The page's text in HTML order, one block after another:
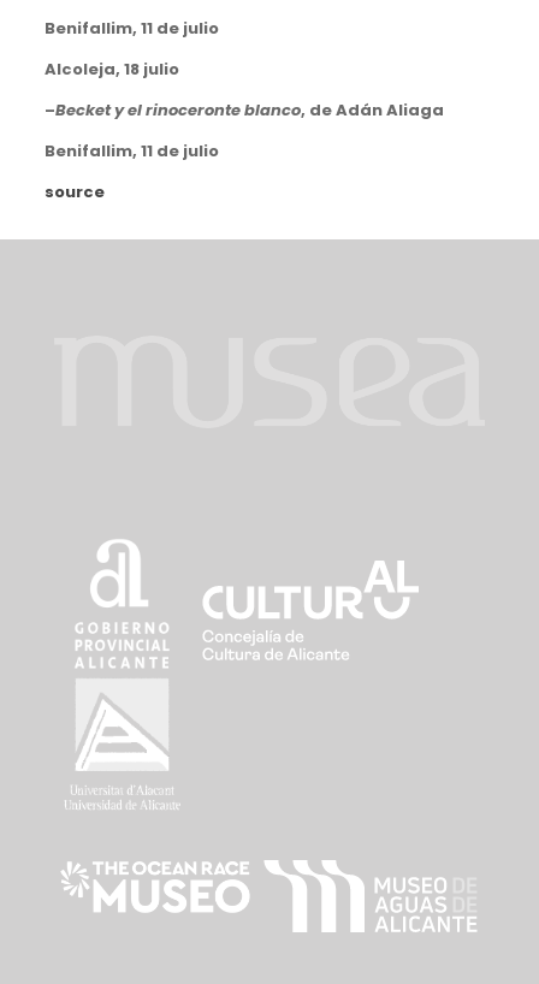
Benifallim, 11 de julio
Alcoleja, 18 julio
–Becket y el rinoceronte blanco, de Adán Aliaga
Benifallim, 11 de julio
source